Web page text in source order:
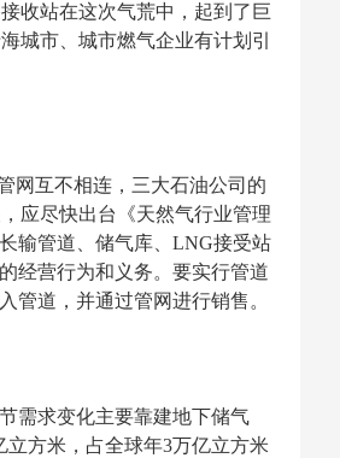
收站在这次气荒中，起到了巨
城市、城市燃气企业有计划引
网互不相连，三大石油公司的
应尽快出台《天然气行业管理
输管道、储气库、LNG接受站
经营行为和义务。要实行管道
管道，并通过管网进行销售。
需求变化主要靠建地下储气
立方米，占全球年3万亿立方米